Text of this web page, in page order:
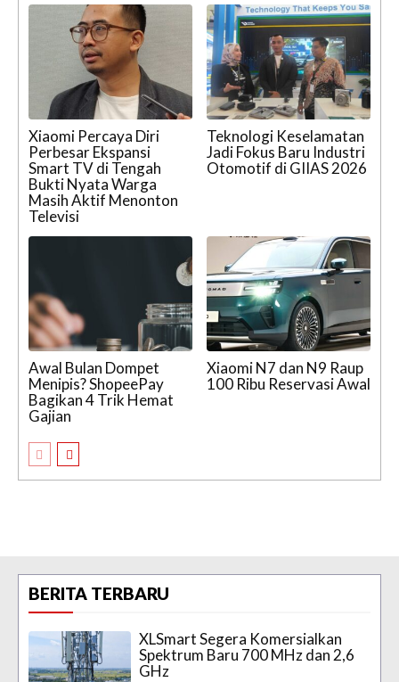
Xiaomi Percaya Diri
Perbesar Ekspansi
Smart TV di Tengah
Bukti Nyata Warga
Masih Aktif Menonton
Televisi
Teknologi Keselamatan
Jadi Fokus Baru Industri
Otomotif di GIIAS 2026
Awal Bulan Dompet
Menipis? ShopeePay
Bagikan 4 Trik Hemat
Gajian
Xiaomi N7 dan N9 Raup
100 Ribu Reservasi Awal
BERITA TERBARU
XLSmart Segera Komersialkan
Spektrum Baru 700 MHz dan 2,6
GHz